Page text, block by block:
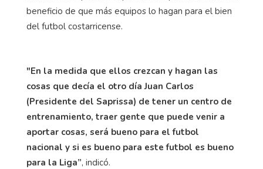
beneficio de que más equipos lo hagan para el bien
del futbol costarricense.
"En la medida que ellos crezcan y hagan las
cosas que decía el otro día Juan Carlos
(Presidente del Saprissa) de tener un centro de
entrenamiento, traer gente que puede venir a
aportar cosas, será bueno para el futbol
nacional y si es bueno para este futbol es bueno
para la Liga”, indicó.